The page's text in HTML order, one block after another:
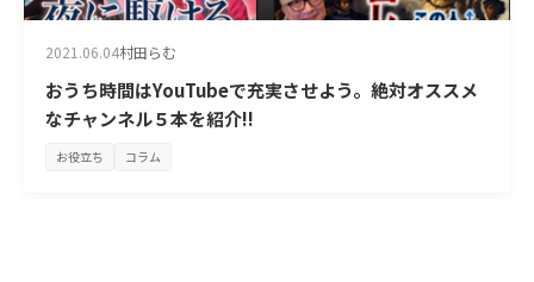
2021.06.04村田らむ
おうち時間はYouTubeで充実させよう。絶対オススメ
なチャンネル５本を紹介!!
お役立ち コラム